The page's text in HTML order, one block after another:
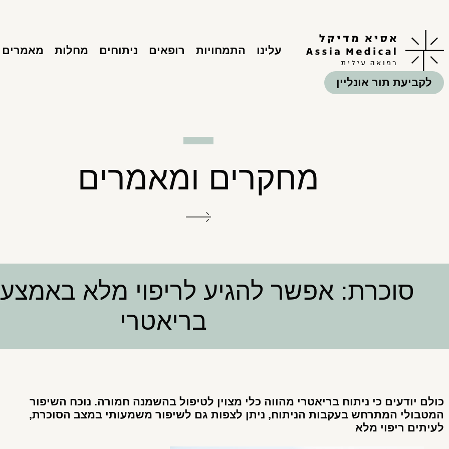
עלינו התמחויות רופאים ניתוחים מחלות מאמרים
לקביעת תור אונליין
מחקרים ומאמרים
סוכרת: אפשר להגיע לריפוי מלא
בריאטרי
כולם יודעים כי ניתוח בריאטרי מהווה כלי מצוין לטיפול בהשמנה חמורה. נוכח השיפור
המטבולי המתרחש בעקבות הניתוח, ניתן לצפות גם לשיפור משמעותי במצב הסוכרת,
לעיתים ריפוי מלא